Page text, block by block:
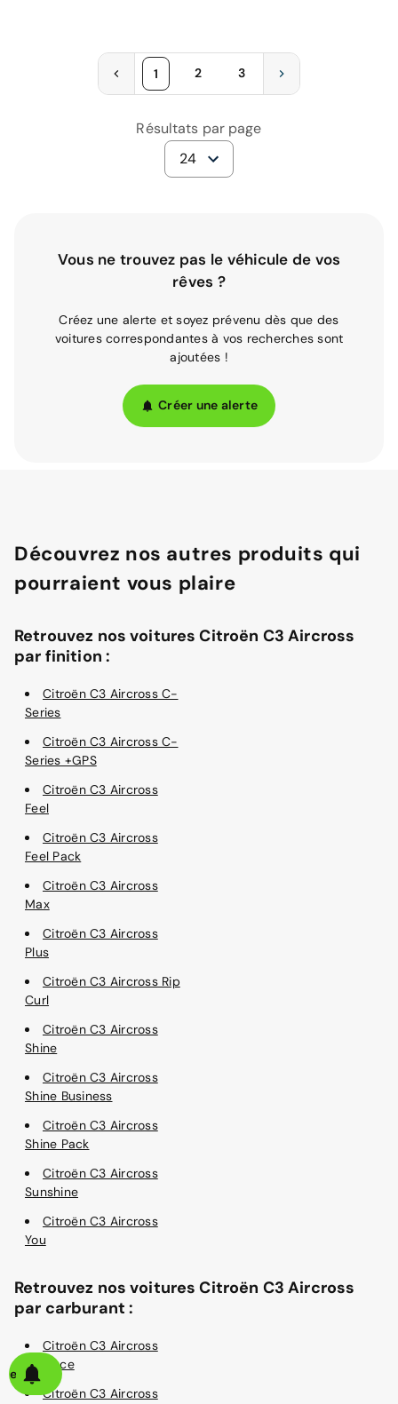
1 2 3
Résultats par page
24
Vous ne trouvez pas le véhicule de vos
rêves ?
Créez une alerte et soyez prévenu dès que des
voitures correspondantes à vos recherches sont
ajoutées !
Créer une alerte
Découvrez nos autres produits qui
pourraient vous plaire
Retrouvez nos voitures Citroën C3 Aircross
par finition :
Citroën C3 Aircross C-
Series
Citroën C3 Aircross C-
Series +GPS
Citroën C3 Aircross
Feel
Citroën C3 Aircross
Feel Pack
Citroën C3 Aircross
Max
Citroën C3 Aircross
Plus
Citroën C3 Aircross Rip
Curl
Citroën C3 Aircross
Shine
Citroën C3 Aircross
Shine Business
Citroën C3 Aircross
Shine Pack
Citroën C3 Aircross
Sunshine
Citroën C3 Aircross
You
Retrouvez nos voitures Citroën C3 Aircross
par carburant :
Citroën C3 Aircross
Essence
Citroën C3 Aircross